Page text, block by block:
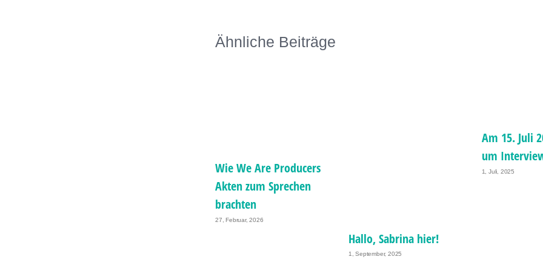
Ähnliche Beiträge
Wie We Are Producers
Akten zum Sprechen
brachten
27, Februar, 2026
Hallo, Sabrina hier!
1, September, 2025
Am 15. Juli
um
1, Juli, 2025